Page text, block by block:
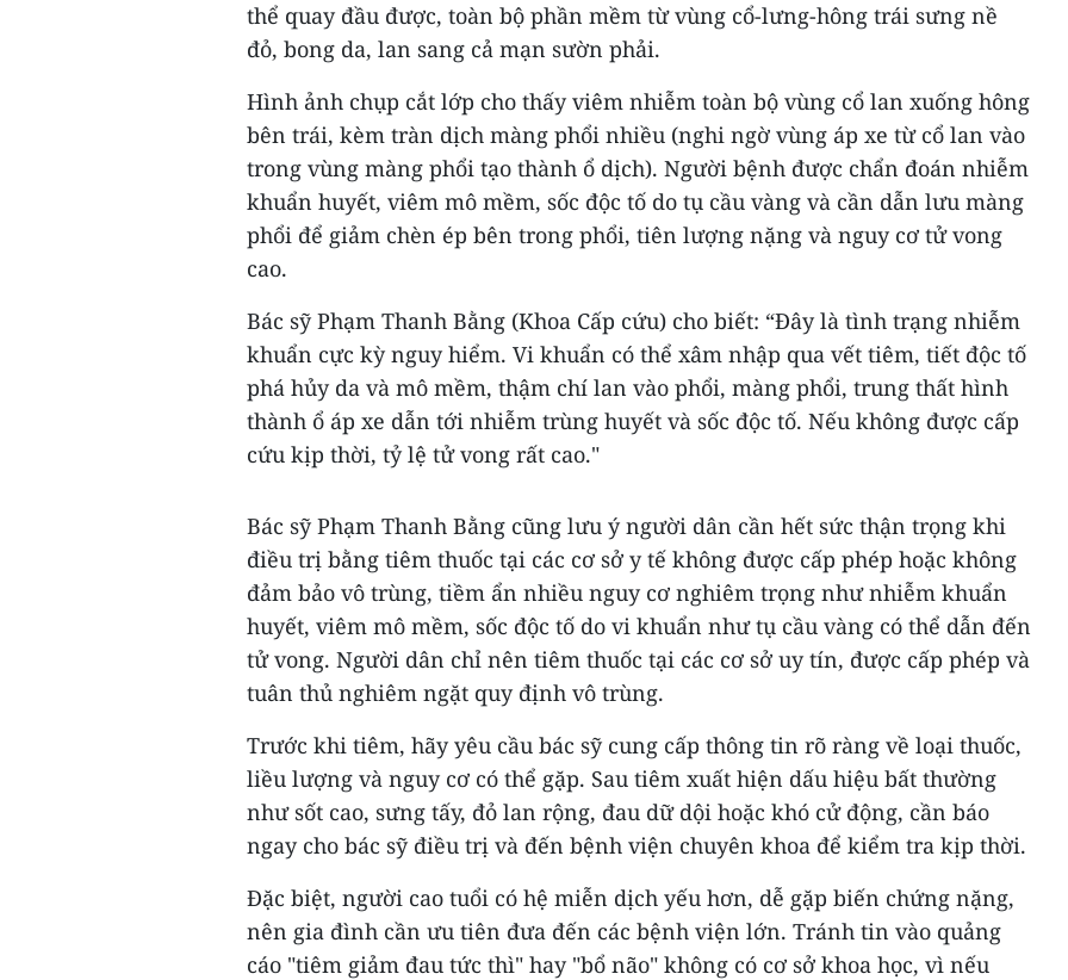
thể quay đầu được, toàn bộ phần mềm từ vùng cổ-lưng-hông trái sưng nề
đỏ, bong da, lan sang cả mạn sườn phải.
Hình ảnh chụp cắt lớp cho thấy viêm nhiễm toàn bộ vùng cổ lan xuống hông
bên trái, kèm tràn dịch màng phổi nhiều (nghi ngờ vùng áp xe từ cổ lan vào
trong vùng màng phổi tạo thành ổ dịch). Người bệnh được chẩn đoán nhiễm
khuẩn huyết, viêm mô mềm, sốc độc tố do tụ cầu vàng và cần dẫn lưu màng
phổi để giảm chèn ép bên trong phổi, tiên lượng nặng và nguy cơ tử vong
cao.
Bác sỹ Phạm Thanh Bằng (Khoa Cấp cứu) cho biết: “Đây là tình trạng nhiễm
khuẩn cực kỳ nguy hiểm. Vi khuẩn có thể xâm nhập qua vết tiêm, tiết độc tố
phá hủy da và mô mềm, thậm chí lan vào phổi, màng phổi, trung thất hình
thành ổ áp xe dẫn tới nhiễm trùng huyết và sốc độc tố. Nếu không được cấp
cứu kịp thời, tỷ lệ tử vong rất cao."
Bác sỹ Phạm Thanh Bằng cũng lưu ý người dân cần hết sức thận trọng khi
điều trị bằng tiêm thuốc tại các cơ sở y tế không được cấp phép hoặc không
đảm bảo vô trùng, tiềm ẩn nhiều nguy cơ nghiêm trọng như nhiễm khuẩn
huyết, viêm mô mềm, sốc độc tố do vi khuẩn như tụ cầu vàng có thể dẫn đến
tử vong. Người dân chỉ nên tiêm thuốc tại các cơ sở uy tín, được cấp phép và
tuân thủ nghiêm ngặt quy định vô trùng.
Trước khi tiêm, hãy yêu cầu bác sỹ cung cấp thông tin rõ ràng về loại thuốc,
liều lượng và nguy cơ có thể gặp. Sau tiêm xuất hiện dấu hiệu bất thường
như sốt cao, sưng tấy, đỏ lan rộng, đau dữ dội hoặc khó cử động, cần báo
ngay cho bác sỹ điều trị và đến bệnh viện chuyên khoa để kiểm tra kịp thời.
Đặc biệt, người cao tuổi có hệ miễn dịch yếu hơn, dễ gặp biến chứng nặng,
nên gia đình cần ưu tiên đưa đến các bệnh viện lớn. Tránh tin vào quảng
cáo "tiêm giảm đau tức thì" hay "bổ não" không có cơ sở khoa học, vì nếu